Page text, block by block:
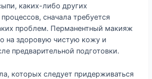
каких-либо других
сначала требуется
проблем. Перманентный макияж
на здоровую чистую кожу и
предварительной подготовки.
которых следует придерживаться